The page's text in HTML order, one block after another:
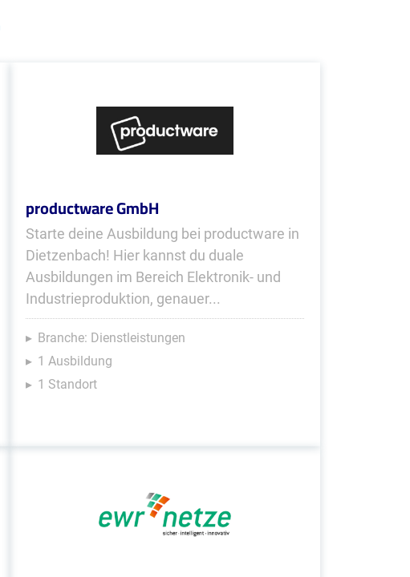
productware GmbH
Starte deine Ausbildung bei productware in
Dietzenbach! Hier kannst du duale
Ausbildungen im Bereich Elektronik- und
Industrieproduktion, genauer...
Branche: Dienstleistungen
1 Ausbildung
1 Standort